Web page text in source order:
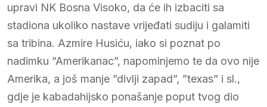
upravi NK Bosna Visoko, da će ih izbaciti sa
stadiona ukoliko nastave vrijeđati sudiju i galamiti
sa tribina. Azmire Husiću, iako si poznat po
nadimku ”Amerikanac”, napominjemo te da ovo nije
Amerika, a još manje ”divlji zapad”, ”texas” i sl.,
gdje je kabadahijsko ponašanje poput tvog dio